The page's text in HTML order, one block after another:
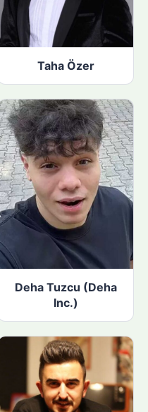
Taha Özer
Deha Tuzcu (Deha
Inc.)